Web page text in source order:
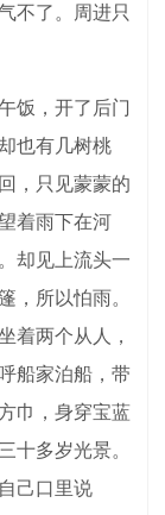
不了。周进只
饭，开了后门
也有几树桃
，只见蒙蒙的
着雨下在河
却见上流头一
，所以怕雨。
着两个从人，
船家泊船，带
巾，身穿宝蓝
十多岁光景。
己口里说